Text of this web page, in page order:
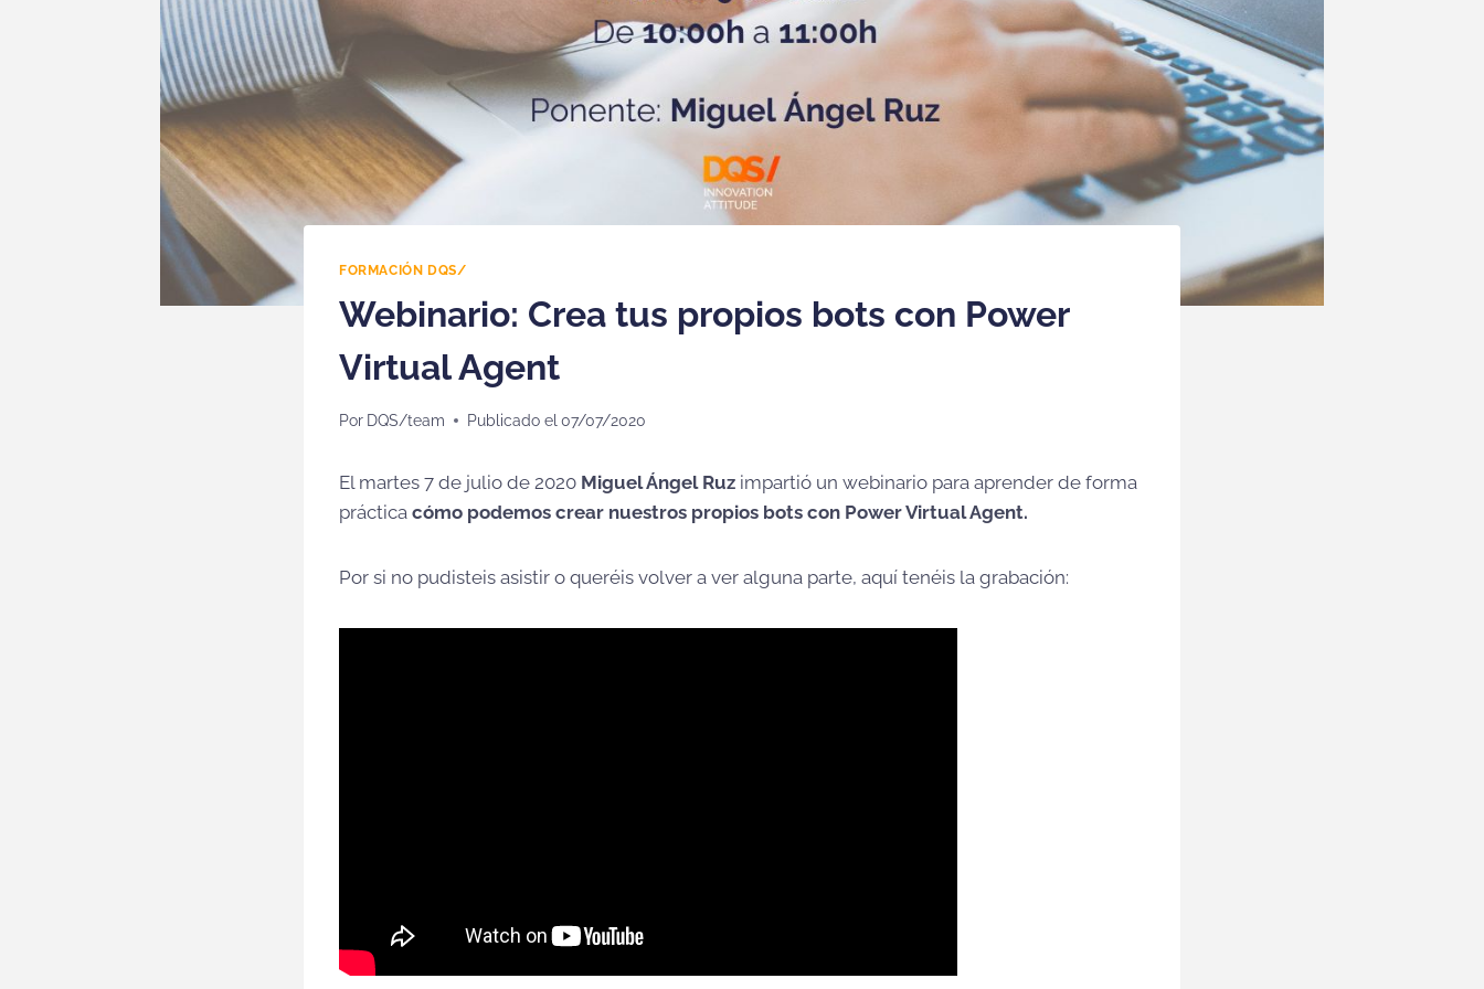
FORMACIÓN DQS/
Webinario: Crea tus propios bots con Power
Virtual Agent
Por DQS/team Publicado el 07/07/2020
El martes 7 de julio de 2020 Miguel Ángel Ruz impartió un webinario para aprender de forma
práctica cómo podemos crear nuestros propios bots con Power Virtual Agent.
Por si no pudisteis asistir o queréis volver a ver alguna parte, aquí tenéis la grabación: